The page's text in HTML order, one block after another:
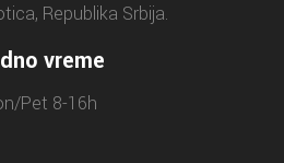
Republika Srbija.
vreme
Pet 8-16h